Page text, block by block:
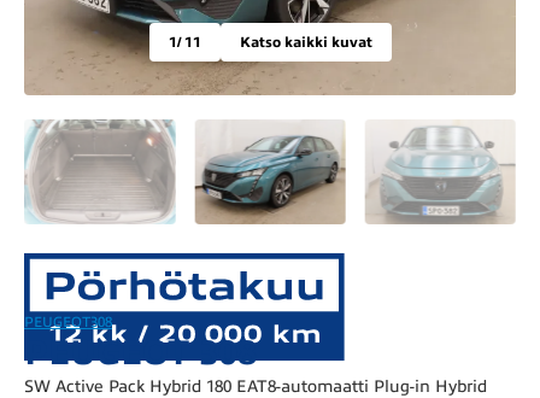
1/ 11 Katso kaikki kuvat
PEUGEOT308
PEUGEOT 308
SW Active Pack Hybrid 180 EAT8-automaatti Plug-in Hybrid